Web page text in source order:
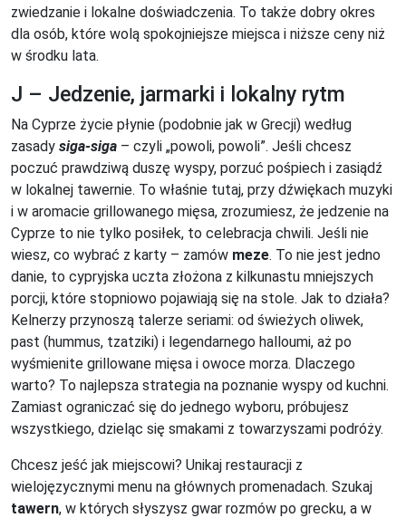
zwiedzanie i lokalne doświadczenia. To także dobry okres
dla osób, które wolą spokojniejsze miejsca i niższe ceny niż
w środku lata.
J – Jedzenie, jarmarki i lokalny rytm
Na Cyprze życie płynie (podobnie jak w Grecji) według
zasady siga-siga – czyli „powoli, powoli”. Jeśli chcesz
poczuć prawdziwą duszę wyspy, porzuć pośpiech i zasiądź
w lokalnej tawernie. To właśnie tutaj, przy dźwiękach muzyki
i w aromacie grillowanego mięsa, zrozumiesz, że jedzenie na
Cyprze to nie tylko posiłek, to celebracja chwili. Jeśli nie
wiesz, co wybrać z karty – zamów meze. To nie jest jedno
danie, to cypryjska uczta złożona z kilkunastu mniejszych
porcji, które stopniowo pojawiają się na stole. Jak to działa?
Kelnerzy przynoszą talerze seriami: od świeżych oliwek,
past (hummus, tzatziki) i legendarnego halloumi, aż po
wyśmienite grillowane mięsa i owoce morza. Dlaczego
warto? To najlepsza strategia na poznanie wyspy od kuchni.
Zamiast ograniczać się do jednego wyboru, próbujesz
wszystkiego, dzieląc się smakami z towarzyszami podróży.
Chcesz jeść jak miejscowi? Unikaj restauracji z
wielojęzycznymi menu na głównych promenadach. Szukaj
tawern, w których słyszysz gwar rozmów po grecku, a w